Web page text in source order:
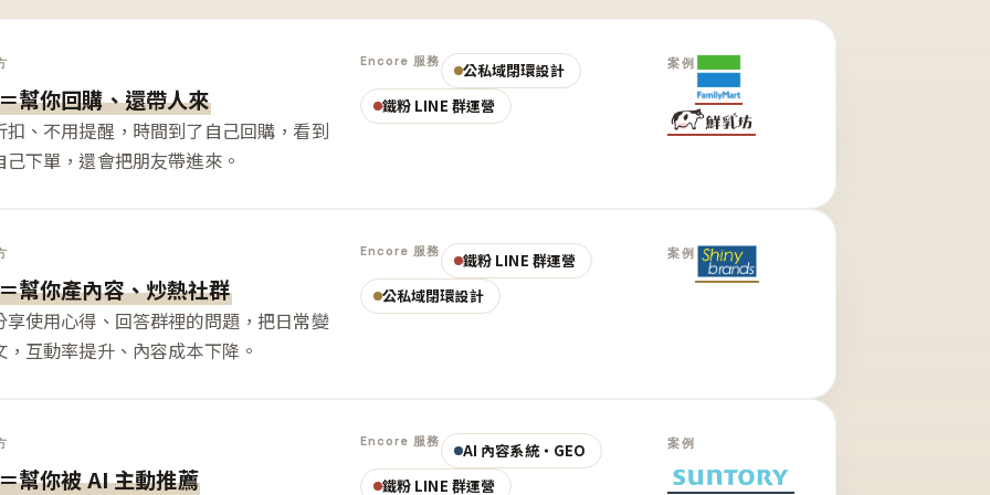
幫你回購、還帶人來
扣、不用提醒，時間到了自己回購，看到
己下單，還會把朋友帶進來。
Encore 服務
公私域閉環設計
鐵粉 LINE 群運營
案例
幫你產內容、炒熱社群
享使用心得、回答群裡的問題，把日常變
，互動率提升、內容成本下降。
Encore 服務
鐵粉 LINE 群運營
公私域閉環設計
案例
幫你被 AI 主動推薦
Encore 服務
AI 內容系統・GEO
鐵粉 LINE 群運營
案例